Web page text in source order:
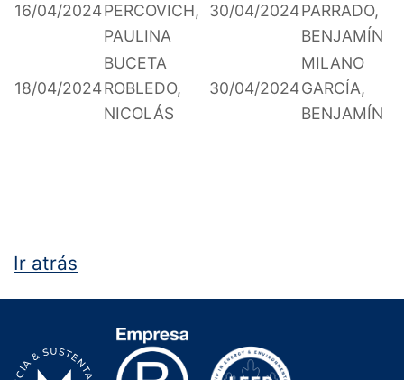
16/04/2024PERCOVICH,
PAULINA
30/04/2024PARRADO,
BENJAMÍN
18/04/2024
BUCETA
ROBLEDO,
NICOLÁS
30/04/2024
MILANO
GARCÍA,
BENJAMÍN
Ir atrás